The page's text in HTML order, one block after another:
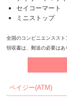
セイコーマート
ミニストップ
全国のコンビニエンスス
領収書は、郵送の必要はあ
ペイジー(ATM)